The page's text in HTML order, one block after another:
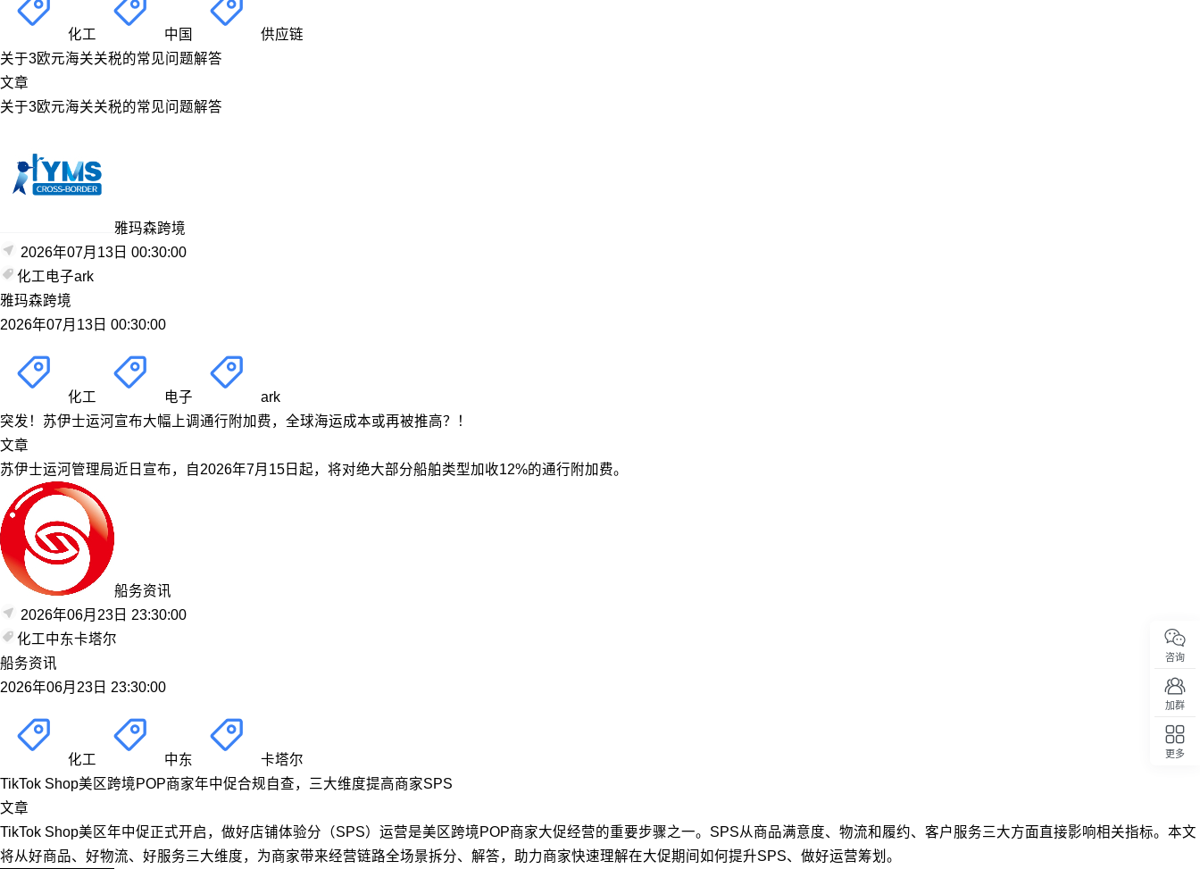
化工 中国
供应链
关于3欧元海关关税的常见问题解答
文章
关于3欧元海关关税的常见问题解答
雅玛森跨境
2026年07月13日 00:30:00
化工 电子ark
雅玛森跨境
2026年07月13日 00:30:00
化工 电子
ark
突发！苏伊士运河宣布大幅上调通行附加费，全球海运成本或再被推高？！
文章
苏伊士运河管理局近日宣布，自2026年7月15日起，将对绝大部分船舶类型加收12%的通行附加费。
船务资讯
2026年06月23日 23:30:00
化工中东卡塔尔
船务资讯
2026年06月23日 23:30:00
化工 中东
卡塔尔
TikTok Shop美区跨境POP商家年中促合规自查，三大维度提高商家SPS
文章
TikTok Shop美区年中促正式开启，做好店铺体验分（SPS）运营是美区跨境POP商家大促经营的重要步骤之一。SPS从商品满意度、物流和履约、客户服务三大方面直接影响相关指标。本文
将从好商品、好物流、好服务三大维度，为商家带来经营链路全场景拆分、解答，助力商家快速理解在大促期间如何提升SPS、做好运营筹划。
咨询
加群
更多